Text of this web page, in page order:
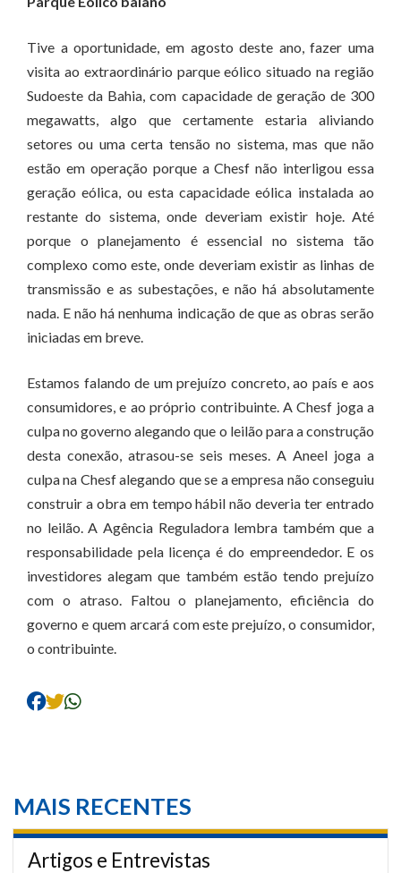
Tive a oportunidade, em agosto deste ano, fazer uma
visita ao extraordinário parque eólico situado na região
Sudoeste da Bahia, com capacidade de geração de 300
megawatts, algo que certamente estaria aliviando
setores ou uma certa tensão no sistema, mas que não
estão em operação porque a Chesf não interligou essa
geração eólica, ou esta capacidade eólica instalada ao
restante do sistema, onde deveriam existir hoje. Até
porque o planejamento é essencial no sistema tão
complexo como este, onde deveriam existir as linhas de
transmissão e as subestações, e não há absolutamente
nada. E não há nenhuma indicação de que as obras serão
iniciadas em breve.
Estamos falando de um prejuízo concreto, ao país e aos
consumidores, e ao próprio contribuinte. A Chesf joga a
culpa no governo alegando que o leilão para a construção
desta conexão, atrasou-se seis meses. A Aneel joga a
culpa na Chesf alegando que se a empresa não conseguiu
construir a obra em tempo hábil não deveria ter entrado
no leilão. A Agência Reguladora lembra também que a
responsabilidade pela licença é do empreendedor. E os
investidores alegam que também estão tendo prejuízo
com o atraso. Faltou o planejamento, eficiência do
governo e quem arcará com este prejuízo, o consumidor,
o contribuinte.
MAIS RECENTES
Artigos e Entrevistas